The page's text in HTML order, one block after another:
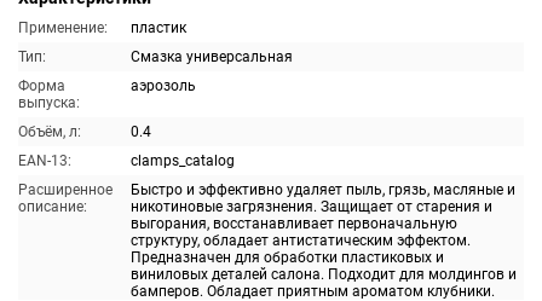
Применение:
пластик
Тип:
Смазка универсальная
Форма
выпуска:
аэрозоль
Объём, л:
0.4
EAN-13:
clamps_catalog
Расширенное
описание:
Быстро и эффективно удаляет пыль, грязь, масляные и
никотиновые загрязнения. Защищает от старения и
выгорания, восстанавливает первоначальную
структуру, обладает антистатическим эффектом.
Предназначен для обработки пластиковых и
виниловых деталей салона. Подходит для молдингов и
бамперов. Обладает приятным ароматом клубники.